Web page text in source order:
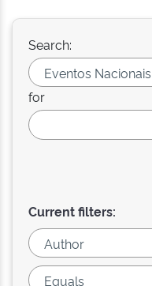
Search:
for
Current filters: